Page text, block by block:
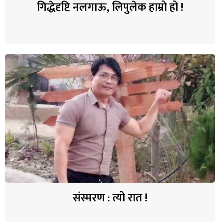
गिद्धेदृष्टि नलगाऊ, लिपुलेक हाम्रो हो !
संस्मरण : त्यो रात !